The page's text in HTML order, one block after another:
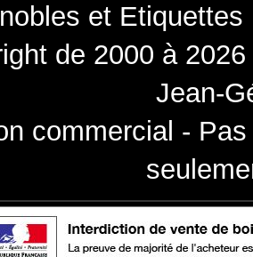
et
de 2000 à
Jean-
commercial -